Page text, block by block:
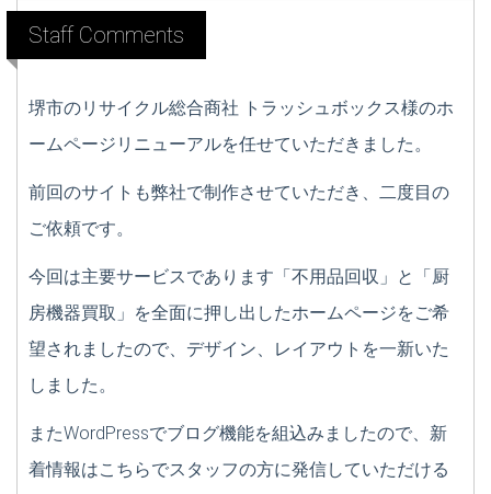
Staff Comments
堺市のリサイクル総合商社 トラッシュボックス様のホ
ームページリニューアルを任せていただきました。
前回のサイトも弊社で制作させていただき、二度目の
ご依頼です。
今回は主要サービスであります「不用品回収」と「厨
房機器買取」を全面に押し出したホームページをご希
望されましたので、デザイン、レイアウトを一新いた
しました。
またWordPressでブログ機能を組込みましたので、新
着情報はこちらでスタッフの方に発信していただける